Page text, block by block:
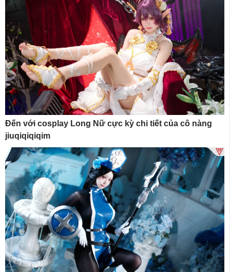
Đến với cosplay Long Nữ cực kỳ chi tiết của cô nàng
jiuqiqiqiqim